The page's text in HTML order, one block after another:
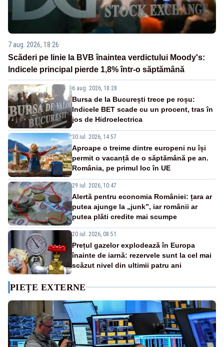
7 aug. 2026, 18:26
Scăderi pe linie la BVB înaintea verdictului Moody's:
Indicele principal pierde 1,8% într-o săptămână
6 aug. 2026, 18:28
Bursa de la București trece pe roșu:
Indicele BET scade cu un procent, tras în
jos de Hidroelectrica
30 iul. 2026, 14:57
Aproape o treime dintre europeni nu își
permit o vacanță de o săptămână pe an.
România, pe primul loc în UE
29 iul. 2026, 10:47
Alertă pentru economia României: țara ar
putea ajunge la „junk”, iar românii ar
putea plăti credite mai scumpe
20 iul. 2026, 08:51
Prețul gazelor explodează în Europa
înainte de iarnă: rezervele sunt la cel mai
scăzut nivel din ultimii patru ani
PIEȚE EXTERNE